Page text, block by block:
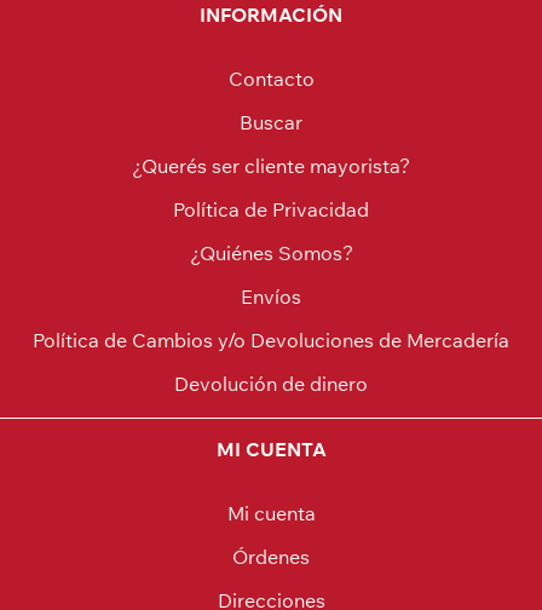
INFORMACIÓN
Contacto
Buscar
¿Querés ser cliente mayorista?
Política de Privacidad
¿Quiénes Somos?
Envíos
Política de Cambios y/o Devoluciones de Mercadería
Devolución de dinero
MI CUENTA
Mi cuenta
Órdenes
Direcciones